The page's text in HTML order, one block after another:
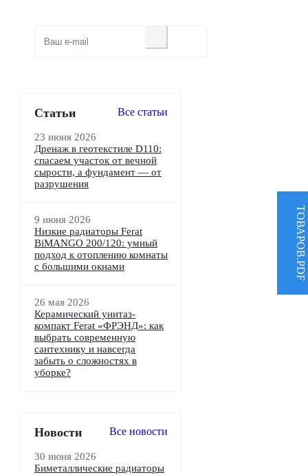
Статьи Все cтатьи
23 июня 2026
Дренаж в геотекстиле D110:
спасаем участок от вечной
сырости, а фундамент — от
разрушения
9 июня 2026
Низкие радиаторы Ferat
BiMANGO 200/120: умный
подход к отоплению комнаты
с большими окнами
26 мая 2026
Керамический унитаз-
компакт Ferat «ФРЭНД»: как
выбрать современную
сантехнику и навсегда
забыть о сложностях в
уборке?
Новости Все новости
30 июня 2026
Биметаллические радиаторы
ТОВАРОВ.PDF